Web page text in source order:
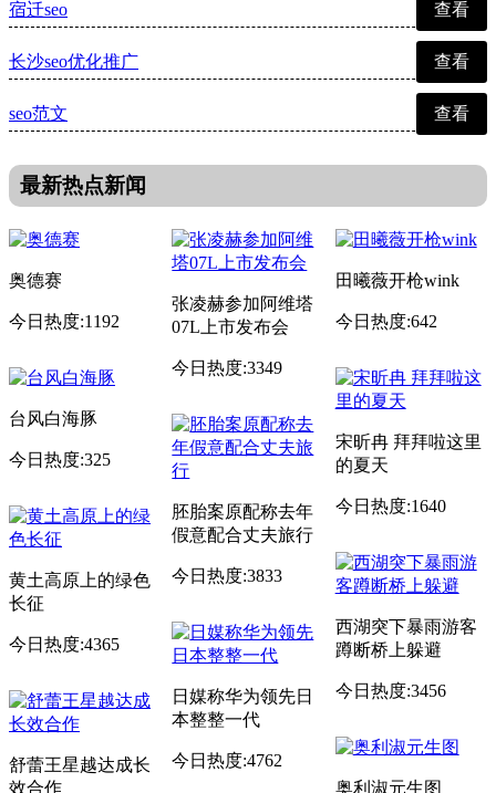
宿迁seo 查看
长沙seo优化推广 查看
seo范文 查看
最新热点新闻
奥德赛
今日热度:1192
台风白海豚
今日热度:325
黄土高原上的绿色
长征
今日热度:4365
舒蕾王星越达成长
效合作
张凌赫参加阿维塔
07L上市发布会
今日热度:3349
胚胎案原配称去年
假意配合丈夫旅行
今日热度:3833
日媒称华为领先日
本整整一代
今日热度:4762
田曦薇开枪wink
今日热度:642
宋昕冉 拜拜啦这里
的夏天
今日热度:1640
西湖突下暴雨游客
蹲断桥上躲避
今日热度:3456
奥利淑元生图